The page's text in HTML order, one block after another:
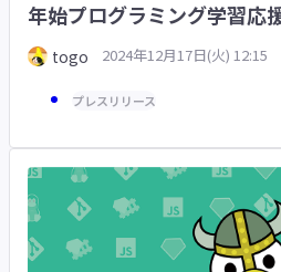
年始プログラミング学習応
togo 2024年12月17日(火) 12:15
プレスリリース